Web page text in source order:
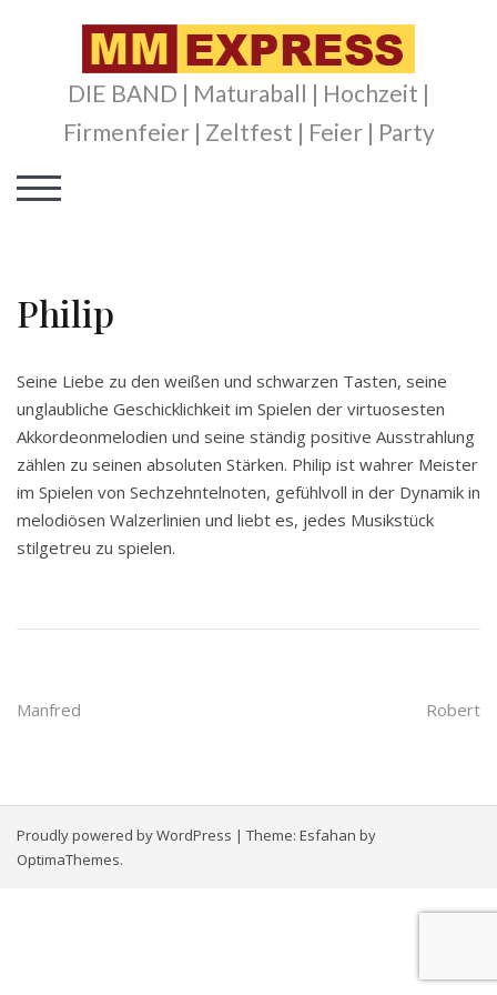
DIE BAND | Maturaball | Hochzeit |
Firmenfeier | Zeltfest | Feier | Party
TOGGLE MOBILE MENU
Philip
Seine Liebe zu den weißen und schwarzen Tasten, seine
unglaubliche Geschicklichkeit im Spielen der virtuosesten
Akkordeonmelodien und seine ständig positive Ausstrahlung
zählen zu seinen absoluten Stärken. Philip ist wahrer Meister
im Spielen von Sechzehntelnoten, gefühlvoll in der Dynamik in
melodiösen Walzerlinien und liebt es, jedes Musikstück
stilgetreu zu spielen.
Beitragsnavigation
Manfred Robert
Proudly powered by WordPress | Theme: Esfahan by
OptimaThemes.